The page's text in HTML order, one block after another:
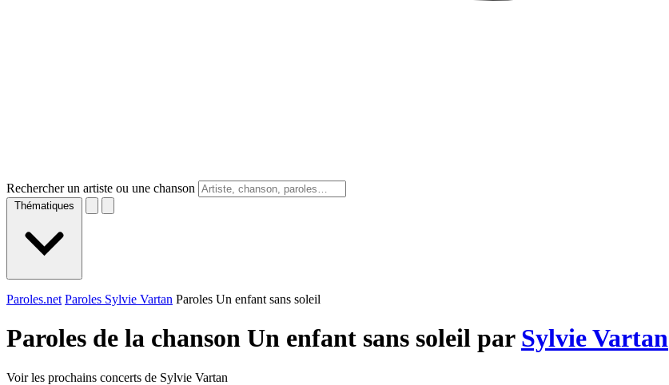
Rechercher un artiste ou une chanson
Thématiques
Paroles.net Paroles Sylvie Vartan Paroles Un enfant sans soleil
Paroles de la chanson Un enfant sans soleil par Sylvie Vartan
Voir les prochains concerts de Sylvie Vartan